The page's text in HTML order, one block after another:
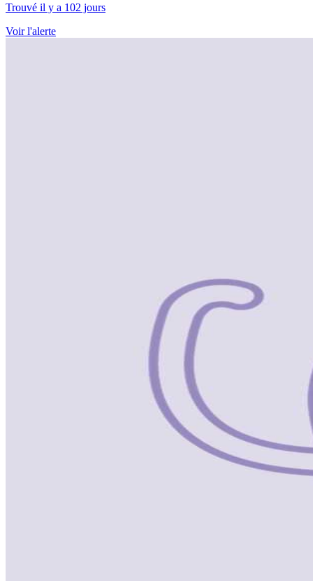
Trouvé il y a 102 jours
Voir l'alerte